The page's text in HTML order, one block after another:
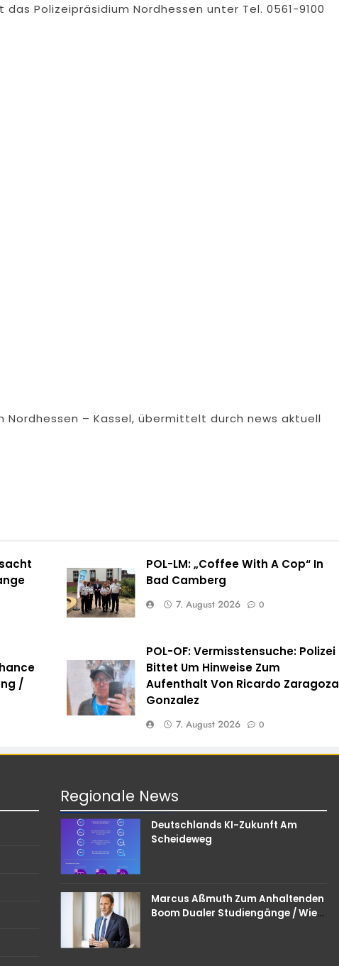
Polizeipräsidium Nordhessen unter Tel. 0561-9100
– Kassel, übermittelt durch news aktuell
POL-LM: „Coffee With A Cop“ In
Bad Camberg
7. August 2026 0
/
POL-OF: Vermisstensuche: Polizei
Bittet Um Hinweise Zum
Aufenthalt Von Ricardo Zaragoza
Gonzalez
7. August 2026 0
Regionale News
Deutschlands KI-Zukunft Am
Scheideweg
Marcus Aßmuth Zum Anhaltenden
Boom Dualer Studiengänge / Wie